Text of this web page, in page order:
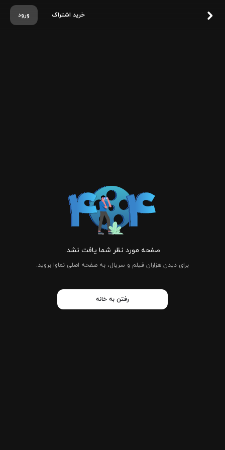
ورود خرید اشتراک
صفحه مورد نظر شما یافت نشد.
برای دیدن هزاران فیلم و سریال، به صفحه اصلی نماوا بروید.
رفتن به خانه